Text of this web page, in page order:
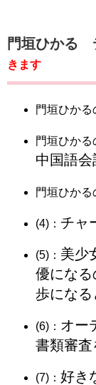
門垣ひかる
きます
門垣ひかる
門垣ひかる
中国語会
門垣ひかる
(4)： チャ
(5)： 美少
優にな
歩になる
(6)： オー
書類審査
(7)： 好き